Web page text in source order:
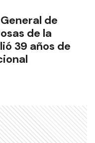
de
de la
39 años de